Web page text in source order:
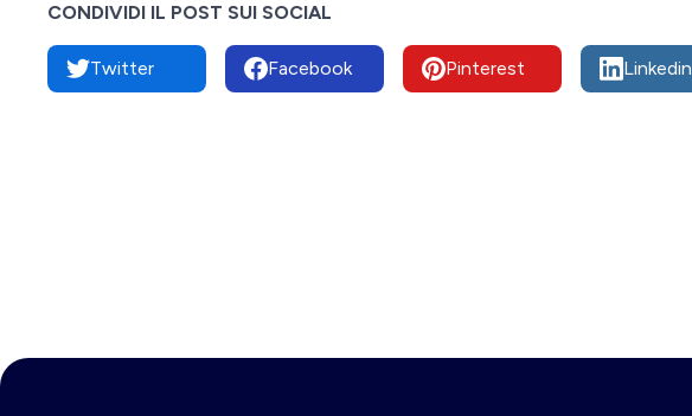
CONDIVIDI IL POST SUI SOCIAL
Twitter Facebook Pinterest Linkedin